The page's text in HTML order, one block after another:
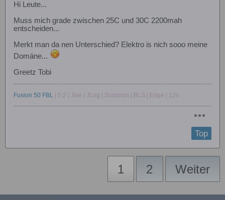
Hi Leute...
Muss mich grade zwischen 25C und 30C 2200mah
entscheiden...
Merkt man da nen Unterschied? Elektro is nich sooo meine
Domäne...
Greetz Tobi
Fusion 50 FBL | 5.2 | Jive | JLog | Scorpion | BLS | Edge | 12s
Top
1 2 Weiter